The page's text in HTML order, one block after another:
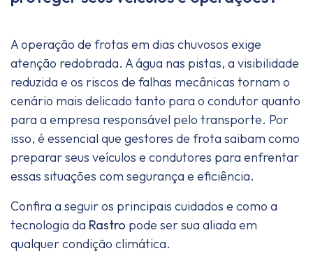
A operação de frotas em dias chuvosos exige
atenção redobrada. A água nas pistas, a visibilidade
reduzida e os riscos de falhas mecânicas tornam o
cenário mais delicado tanto para o condutor quanto
para a empresa responsável pelo transporte. Por
isso, é essencial que gestores de frota saibam como
preparar seus veículos e condutores para enfrentar
essas situações com segurança e eficiência.
Confira a seguir os principais cuidados e como a
tecnologia da Rastro pode ser sua aliada em
qualquer condição climática.